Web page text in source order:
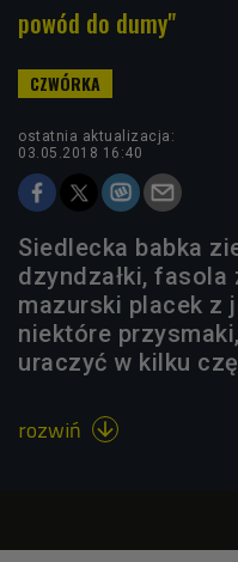
powód do dumy"
ostatnia aktualizacja:
03.05.2018 16:40
Siedlecka babka
dzyndzałki, fasola
mazurski placek z
niektóre
uraczyć w kilku
rozwiń 